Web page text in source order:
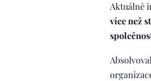
Aktuálně
více než